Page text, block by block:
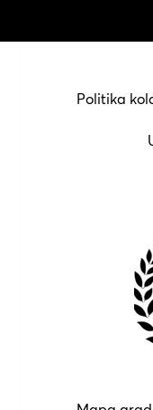
Politika